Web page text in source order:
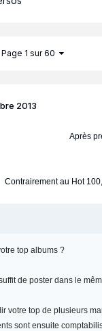
Page 1 sur 60
2013
Après
Contrairement au Hot
top albums ?
de poster dans le
votre top de plusieurs
sont ensuite